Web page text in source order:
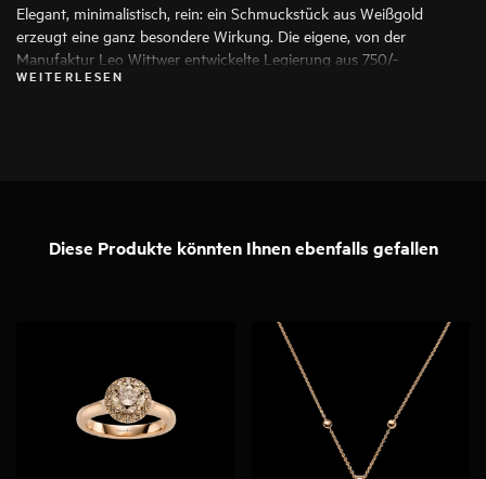
Elegant, minimalistisch, rein: ein Schmuckstück aus Weißgold
erzeugt eine ganz besondere Wirkung. Die eigene, von der
Manufaktur Leo Wittwer entwickelte Legierung aus 750/-
Palladiumweißgold weist einen kühlen Grundton auf, der durch
WEITERLESEN
Diese Produkte könnten Ihnen ebenfalls gefallen